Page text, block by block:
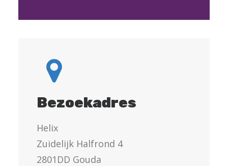
Bezoekadres
Helix
Zuidelijk Halfrond 4
2801DD Gouda